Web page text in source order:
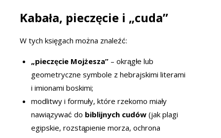
Kabała, pieczęcie i „cuda”
W tych księgach można znaleźć:
„pieczęcie Mojżesza”– okrągłe lub
geometryczne symbole z hebrajskimi literami
i imionami boskimi;
modlitwy i formuły, które rzekomo miały
nawiązywać do biblijnych cudów(jak plagi
egipskie, rozstąpienie morza, ochrona